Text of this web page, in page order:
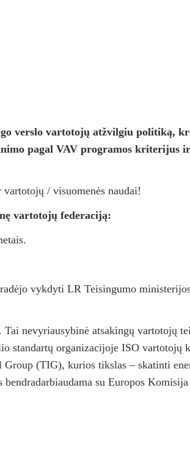
verslo vartotojų atžvilgiu politiką,
pagal VAV programos kriterijus
/ visuomenės naudai!
vartotojų federaciją:
vykdyti LR Teisingumo
nevyriausybinė atsakingų vartotojų
standartų organizacijoje ISO vartotojų
(TIG), kurios tikslas – skatinti
su Europos